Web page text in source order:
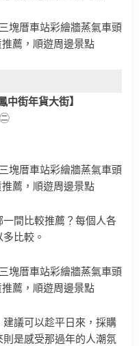
中街年貨大街】
間比較推薦？每個人各
比較。
議可以趁平日來，採購
則是感受那過年的人潮氛